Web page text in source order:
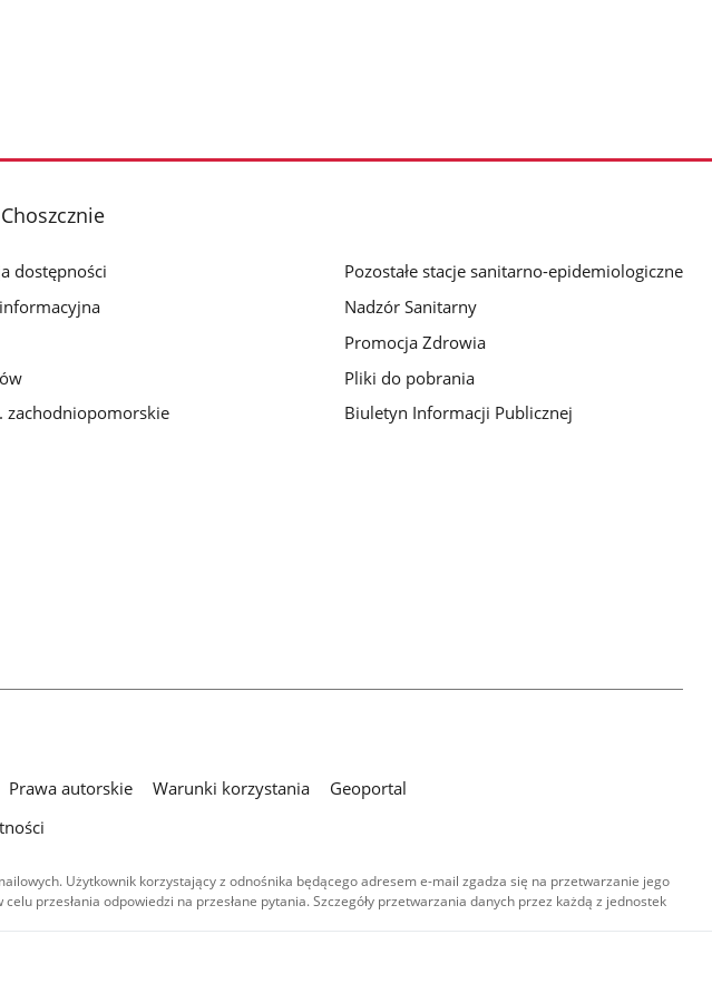
dostępności
zachodniopomorskie
Pozostałe stacje sanitarno-epidemiologiczne
Nadzór Sanitarny
Promocja Zdrowia
Pliki do pobrania
Biuletyn Informacji Publicznej
Prawa autorskie Warunki korzystania
Geoportal
Użytkownik korzystający z odnośnika będącego adresem e-mail zgadza się na przetwarzanie jego
przesłania odpowiedzi na przesłane pytania. Szczegóły przetwarzania danych przez każdą z jednostek
audiowizualnych), są